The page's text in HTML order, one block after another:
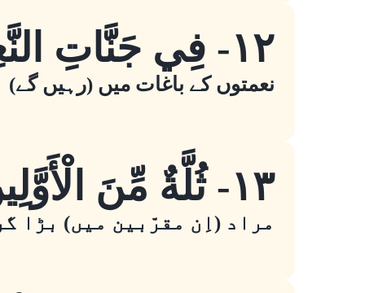
١٢- فِي جَنَّاتِ النَّعِيمِ
نعمتوں کے باغات میں (رہیں گے)
١٣- ثُلَّةٌ مِّنَ الْأَوَّلِينَ
مراد (اِن مقرّبین میں) بڑا